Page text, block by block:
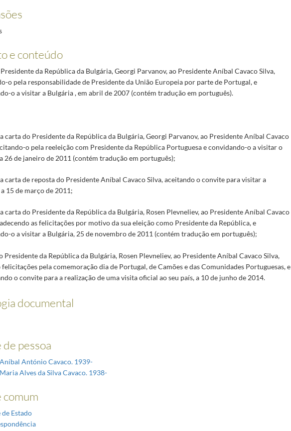
e conteúdo
da República da Bulgária, Georgi Parvanov, ao Presidente Aníbal Cavaco Silva,
o pela responsabilidade de Presidente da União Europeia por parte de Portugal, e
o a visitar a Bulgária , em abril de 2007 (contém tradução em português).
carta do Presidente da República da Bulgária, Georgi Parvanov, ao Presidente Aníbal Cavaco
o pela reeleição com Presidente da República Portuguesa e convidando-o a visitar o
26 de janeiro de 2011 (contém tradução em português);
carta de reposta do Presidente Aníbal Cavaco Silva, aceitando o convite para visitar a
15 de março de 2011;
carta do Presidente da República da Bulgária, Rosen Plevneliev, ao Presidente Aníbal Cavaco
as felicitações por motivo da sua eleição como Presidente da República, e
o a visitar a Bulgária, 25 de novembro de 2011 (contém tradução em português);
Presidente da República da Bulgária, Rosen Plevneliev, ao Presidente Aníbal Cavaco Silva,
pela comemoração dia de Portugal, de Camões e das Comunidades Portuguesas, e
o convite para a realização de uma visita oficial ao seu país, a 10 de junho de 2014.
documental
de pessoa
António Cavaco. 1939-
Alves da Silva Cavaco. 1938-
comum
de Estado